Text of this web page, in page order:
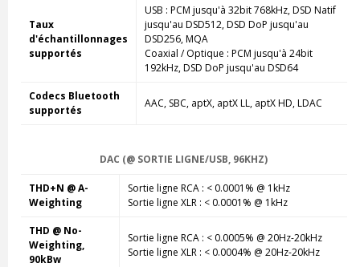
Taux
d'échantillonnages
supportés
USB : PCM jusqu'à 32bit 768kHz, DSD Natif
jusqu'au DSD512, DSD DoP jusqu'au
DSD256, MQA
Coaxial / Optique : PCM jusqu'à 24bit
192kHz, DSD DoP jusqu'au DSD64
Codecs Bluetooth
supportés
AAC, SBC, aptX, aptX LL, aptX HD, LDAC
DAC (@ SORTIE LIGNE/USB, 96KHZ)
THD+N @ A-
Weighting
Sortie ligne RCA : < 0.0001% @ 1kHz
Sortie ligne XLR : < 0.0001% @ 1kHz
THD @ No-
Weighting,
90kBw
Sortie ligne RCA : < 0.0005% @ 20Hz-20kHz
Sortie ligne XLR : < 0.0004% @ 20Hz-20kHz